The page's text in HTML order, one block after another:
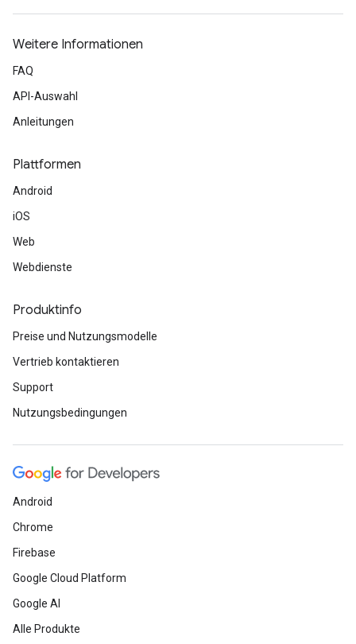
Weitere Informationen
FAQ
API-Auswahl
Anleitungen
Plattformen
Android
iOS
Web
Webdienste
Produktinfo
Preise und Nutzungsmodelle
Vertrieb kontaktieren
Support
Nutzungsbedingungen
Android
Chrome
Firebase
Google Cloud Platform
Google AI
Alle Produkte